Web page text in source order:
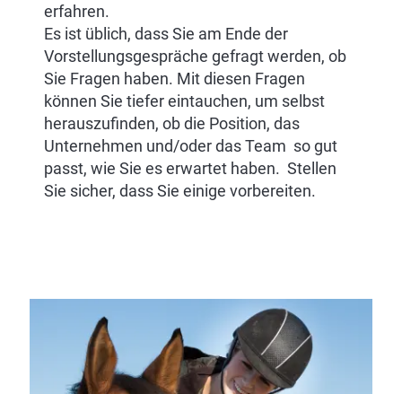
erfahren.
Es ist üblich, dass Sie am Ende der
Vorstellungsgespräche gefragt werden, ob
Sie Fragen haben. Mit diesen Fragen
können Sie tiefer eintauchen, um selbst
herauszufinden, ob die Position, das
Unternehmen und/oder das Team so gut
passt, wie Sie es erwartet haben. Stellen
Sie sicher, dass Sie einige vorbereiten.